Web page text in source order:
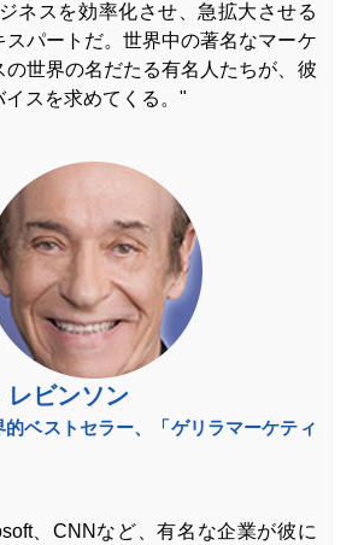
ネスを効率化させ、急拡大させる
スパートだ。世界中の著名なマーケ
の世界の名だたる有名人たちが、彼
スを求めてくる。"
レビンソン
的ベストセラー、「ゲリラマーケティ
、CNNなど、有名な企業が彼に